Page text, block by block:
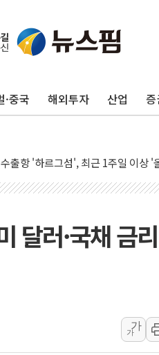
·중국 해외투자 산업 증
이사 해임 재추진…"26일까지 의혹
용 예상 밖 부진에 연준 금리 인상
니파 3국, '공동방위협정' 체결… 이
폐증 행정명령 검토…"이르면 다음
수출항 '하르그섬', 최근 1주일 이
반도체주 프리뷰...美 고용 쇼크
2만3000명 감소 '쇼크'…9월 금리
와 MOU… "6·25 미군 실종자 7359
려야"…파월 때와 달리 워시엔 톤 낮
포항시 정책특보 내정설...포항시 '
달러·국채 금리
가
가